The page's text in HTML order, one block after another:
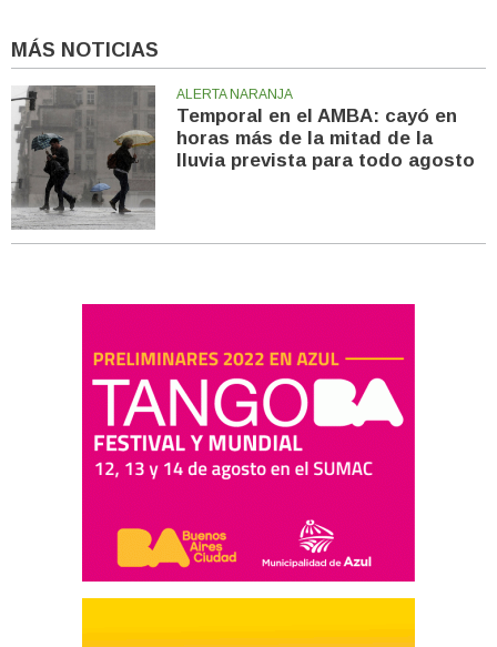
MÁS NOTICIAS
ALERTA NARANJA
Temporal en el AMBA: cayó en
horas más de la mitad de la
lluvia prevista para todo agosto